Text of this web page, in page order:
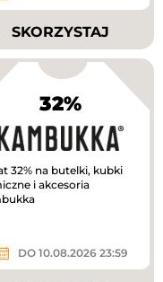
SKORZYSTAJ
32%
32% na butelki, kubki
i akcesoria
DO 10.08.2026 23:59